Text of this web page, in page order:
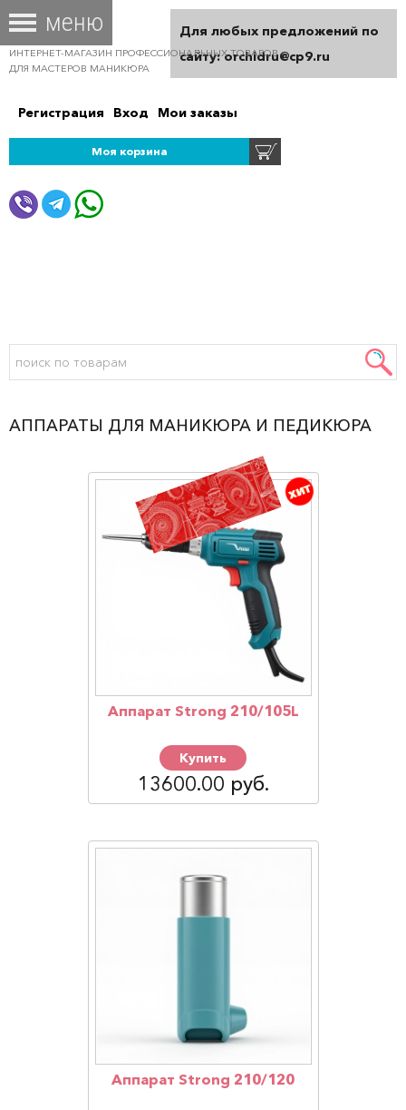
ИНТЕРНЕТ-МАГАЗИН ПРОФЕССИОНАЛЬНЫХ ТОВАРОВ
ДЛЯ МАСТЕРОВ МАНИКЮРА
Регистрация Вход Мои заказы
Моя корзина
АППАРАТЫ ДЛЯ МАНИКЮРА И ПЕДИКЮРА
Аппарат Strong 210/105L
Купить
13600.00 руб.
Аппарат Strong 210/120
Для любых предложений по
сайту: orchidru@cp9.ru